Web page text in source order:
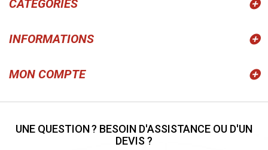
CATÉGORIES
INFORMATIONS
MON COMPTE
UNE QUESTION ? BESOIN D'ASSISTANCE OU D'UN
DEVIS ?